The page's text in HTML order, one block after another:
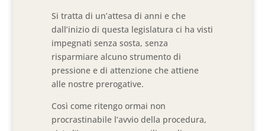
Si tratta di un’attesa di anni e che
dall’inizio di questa legislatura ci ha visti
impegnati senza sosta, senza
risparmiare alcuno strumento di
pressione e di attenzione che attiene
alle nostre prerogative.
Così come ritengo ormai non
procrastinabile l’avvio della procedura,